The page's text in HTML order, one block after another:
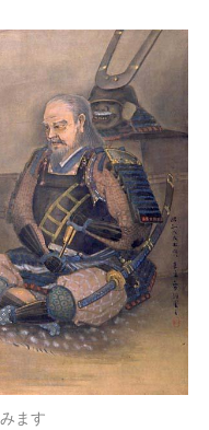
ます